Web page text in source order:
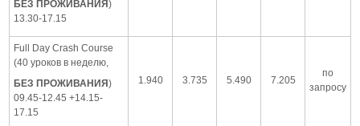
БЕЗ ПРОЖИВАНИЯ)
13.30-17.15
Full Day Crash Course
(40 уроков в неделю,
БЕЗ ПРОЖИВАНИЯ)
09.45-12.45 +14.15-
17.15
1.940 3.735 5.490 7.205
по
запросу